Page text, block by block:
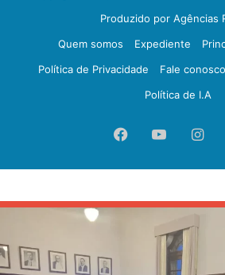
Produzido por Agências
Quem somos
Expediente
Política de Privacidade
Fale conosco
Política de I.A
FacebookYouTube